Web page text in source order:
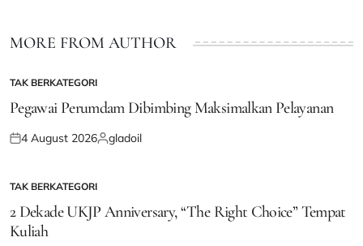
MORE FROM AUTHOR
POSTED
IN
TAK BERKATEGORI
Pegawai Perumdam Dibimbing Maksimalkan Pelayanan
Posted
4 August 2026Posted
gladoil
POSTED
TAK BERKATEGORI
2 Dekade UKJP Anniversary, “The Right Choice” Tempat
Kuliah